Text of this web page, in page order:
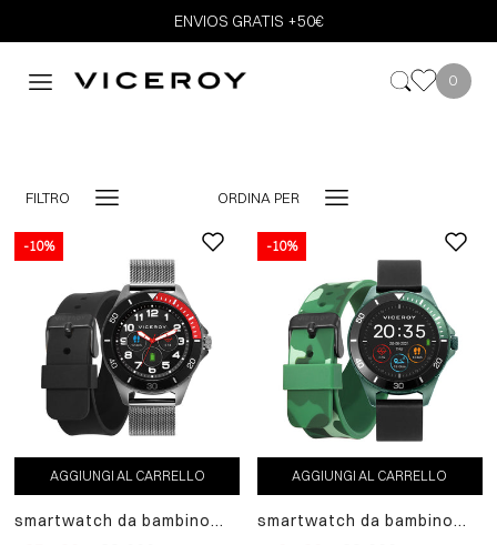
ENVIOS GRATIS +50€
0
FILTRO ORDINA PER
-10%
AGGIUNGI AL CARRELLO
smartwatch da bambino
AGGIUNGI AL CARRELLO
smartwatch da bambino
-10%
AGGIUNGI AL CARRELLO
smartwatch da bambino